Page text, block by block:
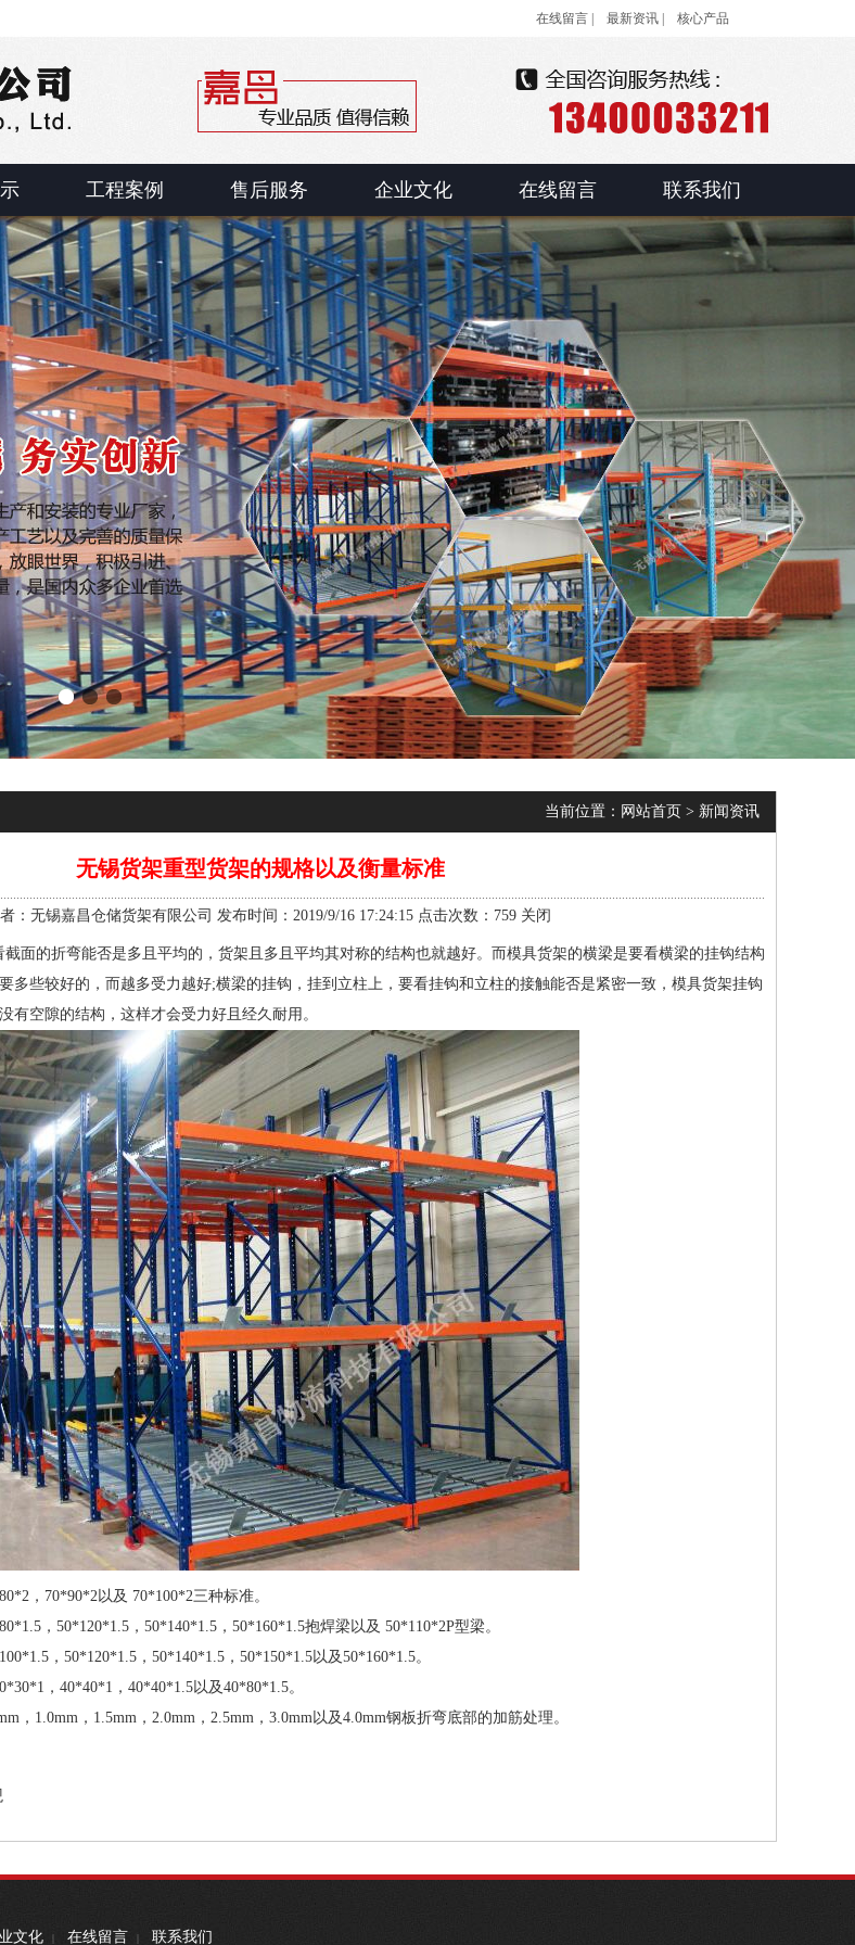
在线留言 | 最新资讯 | 核心产品
工程案例 售后服务 企业文化 在线留言 联系我们
当前位置： 网站首页 > 新闻资讯
无锡货架重型货架的规格以及衡量标准
：无锡嘉昌仓储货架有限公司 发布时间：2019/9/16 17:24:15 点击次数：759 关闭
截面的折弯能否是多且平均的，货架且多且平均其对称的结构也就越好。而模具货架的横梁是要看横梁的挂钩结构
多些较好的，而越多受力越好;横梁的挂钩，挂到立柱上，要看挂钩和立柱的接触能否是紧密一致，模具货架挂钩
有空隙的结构，这样才会受力好且经久耐用。
，70*90*2以及 70*100*2三种标准。
，50*120*1.5，50*140*1.5，50*160*1.5抱焊梁以及 50*110*2P型梁。
，50*120*1.5，50*140*1.5，50*150*1.5以及50*160*1.5。
，40*40*1，40*40*1.5以及40*80*1.5。
1.0mm，1.5mm，2.0mm，2.5mm，3.0mm以及4.0mm钢板折弯底部的加筋处理。
文化 | 在线留言 | 联系我们